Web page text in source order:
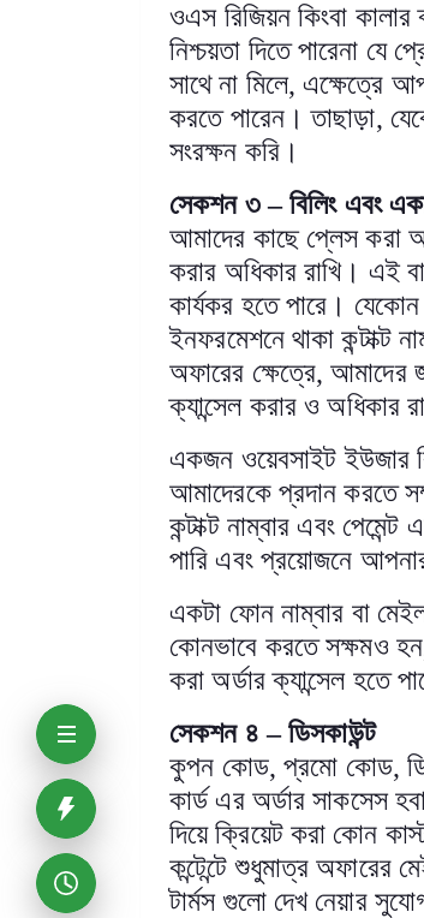
ওএস রিজিয়ন কিংবা
নিশ্চয়তা দিতে পারেনা যে
সাথে না মিলে,এক্ষেত্রে
করতে পারেন। তাছাড়া,
সংরক্ষন করি।
সেকশন ৩–বিলিং এবং
আমাদের কাছে প্লেস করা
করার অধিকার রাখি। এই
কার্যকর হতে পারে। যেকোন
ইনফরমেশনে থাকা কন্টাক্ট
অফারের ক্ষেত্রে,আমাদের
ক্যান্সেল করার ও অধিকার
একজন ওয়েবসাইট ইউজার
আমাদেরকে প্রদান করতে
কন্টাক্ট নাম্বার এবং
পারি এবং প্রয়োজনে
একটা ফোন নাম্বার বা
কোনভাবে করতে সক্ষমও হন
করা অর্ডার ক্যান্সেল হতে
সেকশন ৪–ডিসকাউন্ট
কুপন কোড,প্রমো কোড,
কার্ড এর অর্ডার সাকসেস
দিয়ে ক্রিয়েট করা কোন
কন্টেন্টে শুধুমাত্র অফারের
টার্মস গুলো দেখ নেয়ার